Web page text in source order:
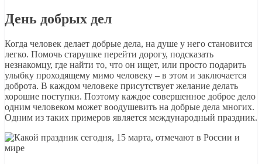
День добрых дел
Когда человек делает добрые дела, на душе у него становится
легко. Помочь старушке перейти дорогу, подсказать
незнакомцу, где найти то, что он ищет, или просто подарить
улыбку проходящему мимо человеку – в этом и заключается
доброта. В каждом человеке присутствует желание делать
хорошие поступки. Поэтому каждое совершенное доброе дело
одним человеком может воодушевить на добрые дела многих.
Одним из таких примеров является международный праздник.